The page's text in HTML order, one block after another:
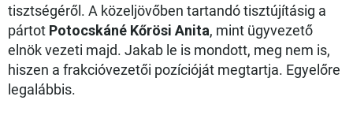
tisztségéről. A közeljövőben tartandó tisztújításig a
pártot Potocskáné Kőrösi Anita, mint ügyvezető
elnök vezeti majd. Jakab le is mondott, meg nem is,
hiszen a frakcióvezetői pozícióját megtartja. Egyelőre
legalábbis.